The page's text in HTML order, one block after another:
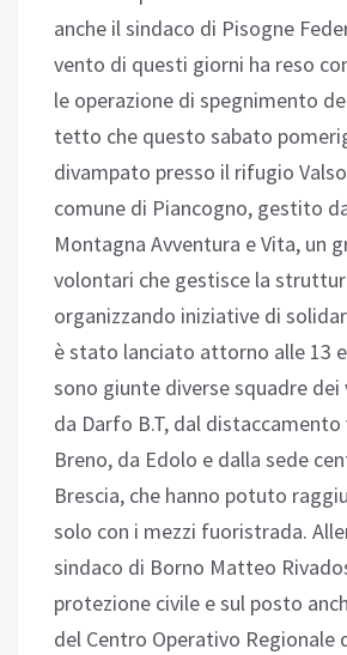
anche il sindaco di Pisogne
vento di questi giorni ha reso
le operazione di spegnimento
tetto che questo sabato
divampato presso il rifugio
comune di Piancogno, gestito
Montagna Avventura e Vita, un
volontari che gestisce la
organizzando iniziative di
è stato lanciato attorno alle 13
sono giunte diverse squadre
da Darfo B.T, dal
Breno, da Edolo e dalla sede
Brescia, che hanno potuto
solo con i mezzi fuoristrada.
sindaco di Borno Matteo
protezione civile e sul posto
del Centro Operativo Regionale